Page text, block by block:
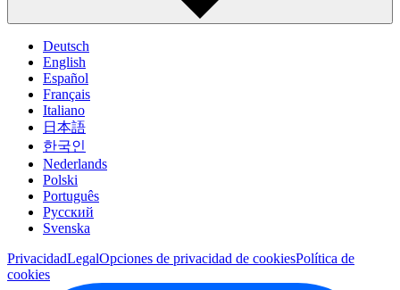
Deutsch
English
Español
Français
Italiano
日本語
한국인
Nederlands
Polski
Português
Pусский
Svenska
PrivacidadLegalOpciones de privacidad de cookiesPolítica de
cookies